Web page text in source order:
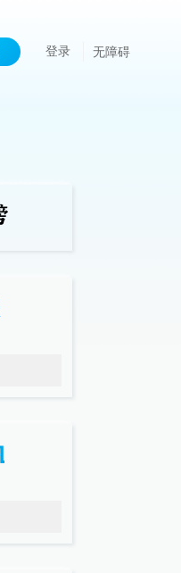
登录 无障碍